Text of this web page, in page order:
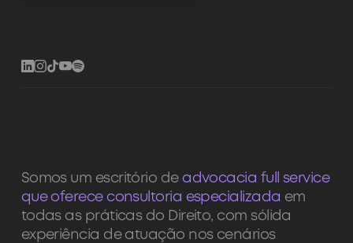
Somos um escritório de advocacia full service
que oferece consultoria especializada em
todas as práticas do Direito, com sólida
experiência de atuação nos cenários